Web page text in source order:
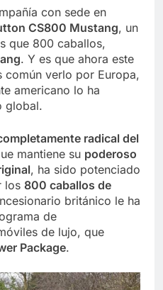
con sede en
CS800 Mustang, un
que 800 caballos,
. Y es que ahora este
común verlo por Europa,
americano lo ha
global.
radical del
mantiene su poderoso
, ha sido potenciado
los 800 caballos de
británico le ha
de
de lujo, que
Package.